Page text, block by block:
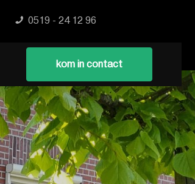
0519 - 24 12 96
kom in contact